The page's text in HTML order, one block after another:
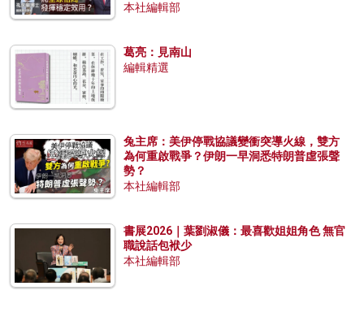
本社編輯部
葛亮：見南山
編輯精選
兔主席：美伊停戰協議變衝突導火線，雙方
為何重啟戰爭？伊朗一早洞悉特朗普虛張聲
勢？
本社編輯部
書展2026｜葉劉淑儀：最喜歡姐姐角色 無官
職說話包袱少
本社編輯部